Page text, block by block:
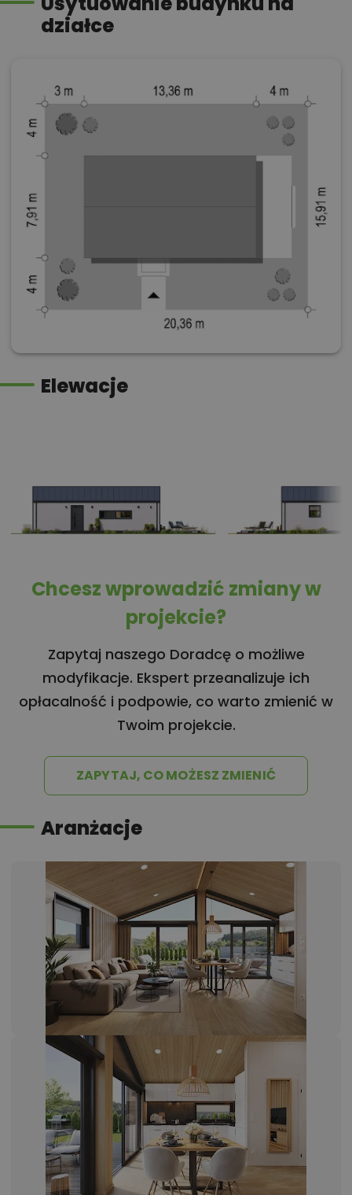
działce
Elewacje
Chcesz wprowadzić zmiany w
projekcie?
Zapytaj naszego Doradcę o możliwe
modyfikacje. Ekspert przeanalizuje ich
opłacalność i podpowie, co warto zmienić w
Twoim projekcie.
ZAPYTAJ, CO MOŻESZ ZMIENIĆ
Aranżacje